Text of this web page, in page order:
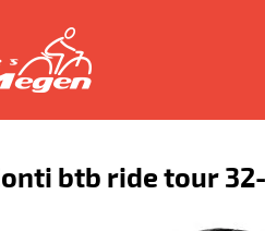
btb ride tour